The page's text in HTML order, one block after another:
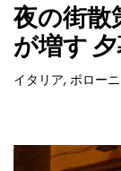
ス
キ
ッ
プ
夜の街散
が増す
イタリア, ボロー